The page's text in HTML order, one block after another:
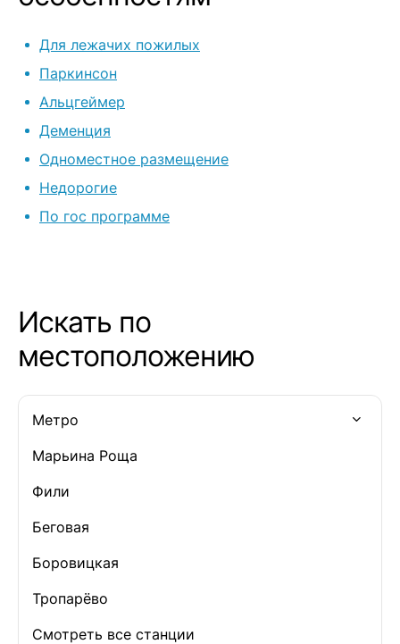
Для лежачих пожилых
Паркинсон
Альцгеймер
Деменция
Одноместное размещение
Недорогие
По гос программе
Искать по
местоположению
Метро
Марьина Роща
Фили
Беговая
Боровицкая
Тропарёво
Смотреть все станции